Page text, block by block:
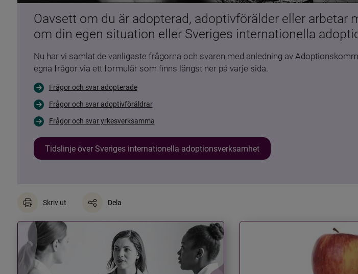
Oavsett om du är adopterad, adoptivförälder eller
om din egen situation eller Sveriges internationella
Nu har vi samlat de vanligaste frågorna och svaren med anledning av
egna frågor via ett formulär som finns längst ner på varje sida.
Frågor och svar adopterade
Frågor och svar adoptivföräldrar
Frågor och svar yrkesverksamma
Tidslinje över Sveriges internationella adoptionsverksamhet
Skriv ut Dela